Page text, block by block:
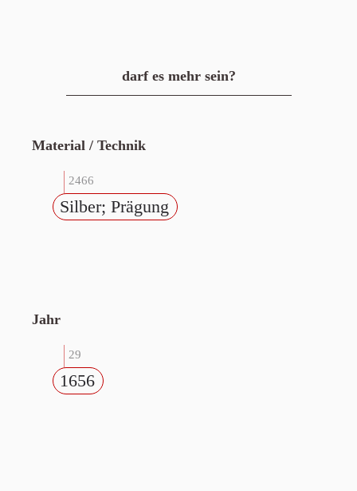
darf es mehr sein?
Material / Technik
2466
Silber; Prägung
Jahr
29
1656